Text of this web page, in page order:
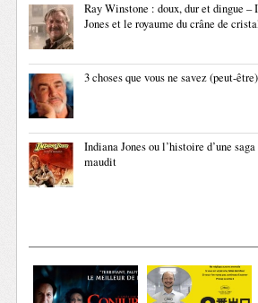
Ray Winstone : doux, dur et dingue
Jones et le royaume du crâne de
3 choses que vous ne savez (peut-
Indiana Jones ou l’histoire d’une
maudit